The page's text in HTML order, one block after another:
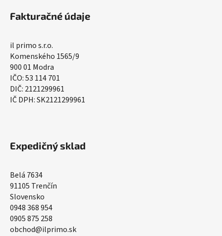
Fakturačné údaje
il primo s.r.o.
Komenského 1565/9
900 01 Modra
IČO: 53 114 701
DIČ: 2121299961
IČ DPH: SK2121299961
Expedičný sklad
Belá 7634
91105 Trenčín
Slovensko
0948 368 954
0905 875 258
obchod@ilprimo.sk